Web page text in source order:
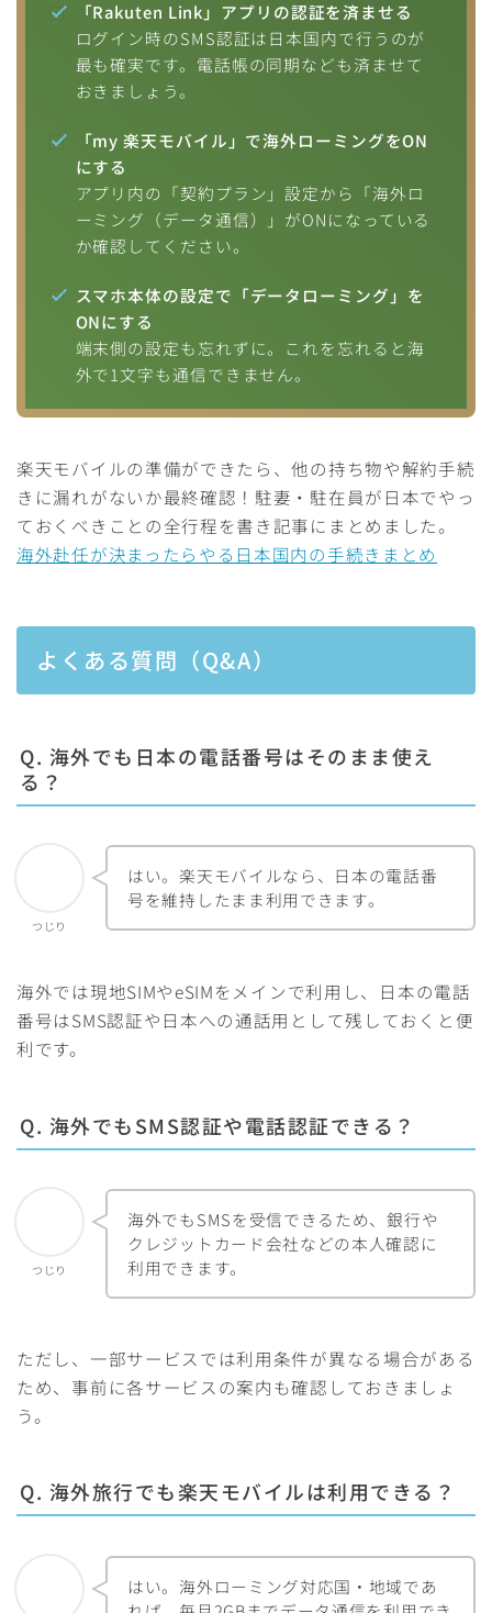
「Rakuten Link」アプリの認証を済ませる
ログイン時のSMS認証は日本国内で行うのが
最も確実です。電話帳の同期なども済ませて
おきましょう。
「my 楽天モバイル」で海外ローミングをON
にする
アプリ内の「契約プラン」設定から「海外ロ
ーミング（データ通信）」がONになっている
か確認してください。
スマホ本体の設定で「データローミング」を
ONにする
端末側の設定も忘れずに。これを忘れると海
外で1文字も通信できません。
楽天モバイルの準備ができたら、他の持ち物や解約手続
きに漏れがないか最終確認！駐妻・駐在員が日本でやっ
ておくべきことの全行程を書き記事にまとめました。
海外赴任が決まったらやる日本国内の手続きまとめ
よくある質問（Q&A）
Q. 海外でも日本の電話番号はそのまま使え
る？
つじり
はい。楽天モバイルなら、日本の電話番
号を維持したまま利用できます。
海外では現地SIMやeSIMをメインで利用し、日本の電話
番号はSMS認証や日本への通話用として残しておくと便
利です。
Q. 海外でもSMS認証や電話認証できる？
つじり
海外でもSMSを受信できるため、銀行や
クレジットカード会社などの本人確認に
利用できます。
ただし、一部サービスでは利用条件が異なる場合がある
ため、事前に各サービスの案内も確認しておきましょ
う。
Q. 海外旅行でも楽天モバイルは利用できる？
はい。海外ローミング対応国・地域であ